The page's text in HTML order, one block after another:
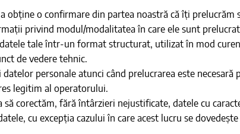
obține o confirmare din partea noastră că îți prelucrăm
privind modul/modalitatea în care ele sunt
tale într-un format structurat, utilizat în mod
de vedere tehnic.
personale atunci când prelucrarea este
legitim al operatorului.
corectăm, fără întârzieri nejustificate, datele cu
cu excepția cazului în care acest lucru se